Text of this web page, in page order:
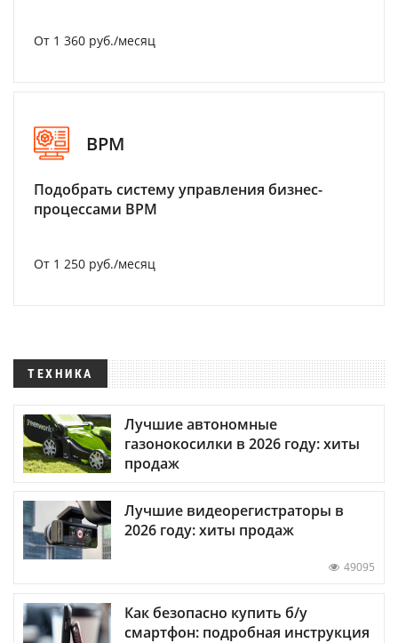
От 1 360 руб./месяц
BPM
Подобрать систему управления бизнес-
процессами BPM
От 1 250 руб./месяц
ТЕХНИКА
Лучшие автономные
газонокосилки в 2026 году: хиты
продаж
Лучшие видеорегистраторы в
2026 году: хиты продаж
49095
Как безопасно купить б/у
смартфон: подробная инструкция